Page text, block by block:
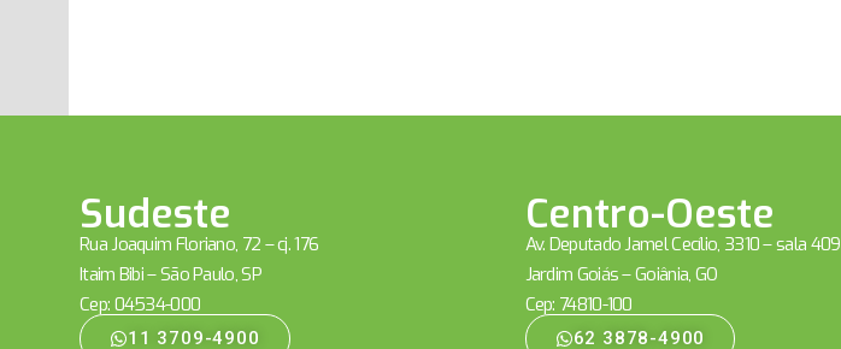
Sudeste
Rua Joaquim Floriano, 72 – cj. 176
Itaim Bibi – São Paulo, SP
Cep: 04534-000
11 3709-4900
Centro-Oeste
Av. Deputado Jamel Cecílio, 3310 – sala 409
Jardim Goiás – Goiânia, GO
Cep: 74810-100
62 3878-4900